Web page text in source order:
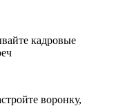
кадровые
воронку,